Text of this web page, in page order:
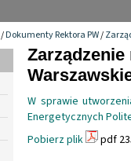
/Dokumenty Rektora PW/
W sprawie
Energetycznych
Pobierz plik
pdf